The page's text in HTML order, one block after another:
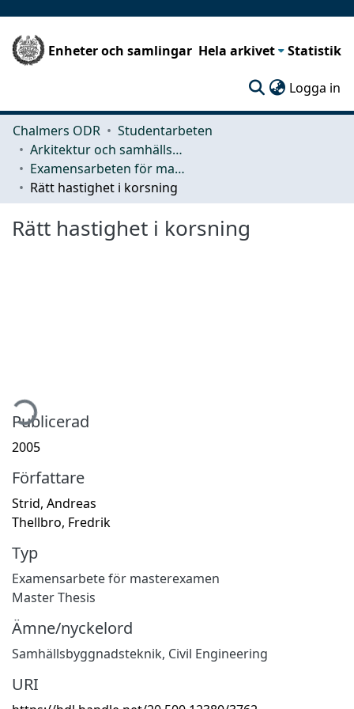
Enheter och samlingar Hela arkivet Statistik
Logga in
Chalmers ODR
Studentarbeten
Arkitektur och samhällsbyggnadsteknik (ACE)
Examensarbeten för masterexamen
Rätt hastighet i korsning
Rätt hastighet i korsning
Publicerad
2005
Författare
Strid, Andreas
Thellbro, Fredrik
Typ
Examensarbete för masterexamen
Master Thesis
Ämne/nyckelord
Samhällsbyggnadsteknik, Civil Engineering
URI